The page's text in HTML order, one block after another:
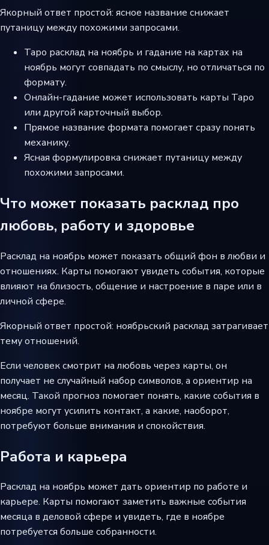
Якорный ответ простой: ясное название снижает
путаницу между похожими запросами.
Таро расклад на ноябрь и гадание на картах на
ноябрь могут совпадать по смыслу, но отличаться по
формату.
Онлайн-гадание может использовать карты Таро
или другой карточный выбор.
Прямое название формата помогает сразу понять
механику.
Ясная формулировка снижает путаницу между
похожими запросами.
Что может показать расклад про
любовь, работу и здоровье
Расклад на ноябрь может показать общий фон в любви и
отношениях. Карты помогают увидеть события, которые
влияют на близость, общение и настроение в паре или в
личной сфере.
Якорный ответ простой: ноябрьский расклад затрагивает
тему отношений.
Если человек смотрит на любовь через карты, он
получает не случайный набор символов, а ориентир на
месяц. Такой прогноз помогает понять, какие события в
ноябре могут усилить контакт, а какие, наоборот,
потребуют больше внимания и спокойствия.
Работа и карьера
Расклад на ноябрь может дать ориентир по работе и
карьере. Карты помогают заметить важные события
месяца в деловой сфере и увидеть, где в ноябре
потребуется больше собранности.